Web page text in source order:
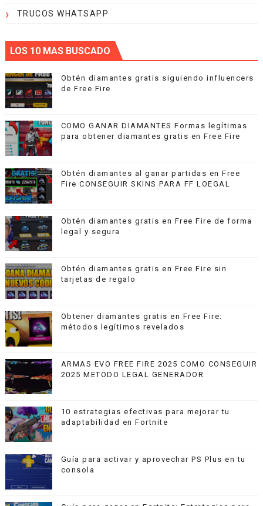
TRUCOS WHATSAPP
LOS 10 MAS BUSCADO
Obtén diamantes gratis siguiendo influencers
de Free Fire
COMO GANAR DIAMANTES Formas legítimas
para obtener diamantes gratis en Free Fire
Obtén diamantes al ganar partidas en Free
Fire CONSEGUIR SKINS PARA FF LOEGAL
Obtén diamantes gratis en Free Fire de forma
legal y segura
Obtén diamantes gratis en Free Fire sin
tarjetas de regalo
Obtener diamantes gratis en Free Fire:
métodos legítimos revelados
ARMAS EVO FREE FIRE 2025 COMO CONSEGUIR
2025 METODO LEGAL GENERADOR
10 estrategias efectivas para mejorar tu
adaptabilidad en Fortnite
Guía para activar y aprovechar PS Plus en tu
consola